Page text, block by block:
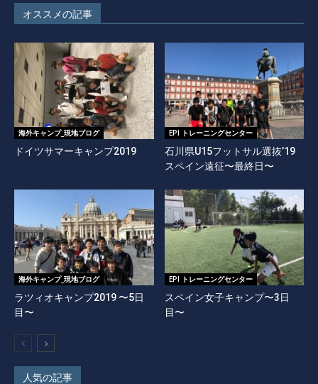
オススメの記事
海外キャンプ_現地ブログ
ドイツサマーキャンプ2019
EPI トレーニングセンター
石川県U15フットサル選抜’19
スペイン遠征〜最終日〜
海外キャンプ_現地ブログ
ラツィオキャンプ2019 〜5日
目〜
EPI トレーニングセンター
スペイン女子キャンプ〜3日
目〜
人気の記事